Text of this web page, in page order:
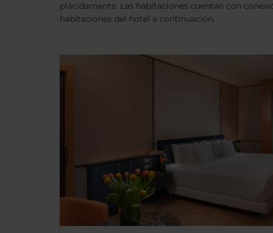
plácidamente. Las habitaciones cuentan con
habitaciones del hotel a continuación.